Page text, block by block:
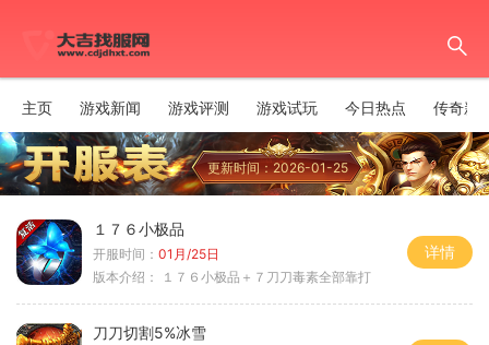
主页 游戏新闻 游戏评测 游戏试玩 今日热点 传奇新
更新时间：2026-01-25
１７６小极品
开服时间： 01月/25日
版本介绍：
１７６小极品＋７刀刀毒素全部靠打
详情
刀刀切割5%冰雪